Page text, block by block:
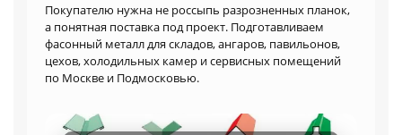
Покупателю нужна не россыпь разрозненных планок,
а понятная поставка под проект. Подготавливаем
фасонный металл для складов, ангаров, павильонов,
цехов, холодильных камер и сервисных помещений
по Москве и Подмосковью.